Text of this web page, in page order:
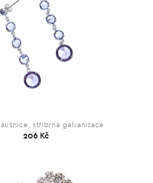
stříbrná galvanizace
206 Kč